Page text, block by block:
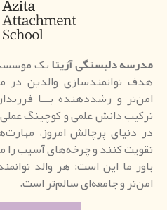
مدرسه دلبستگی آزیتایک
هدف توانمندسازی والدین در
امن‌تر و رشددهنده بـــا
ترکیب دانش علمی و کوچینگ
در دنیای پرچالش امروز،
تقویت کنند و چرخه‌های آسیب را
باور ما این است: هر والد
امن‌تر و جامعه‌ای سالم‌تر است.